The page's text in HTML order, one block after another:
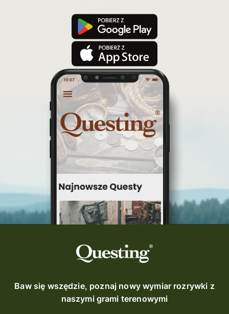
Baw się wszędzie, poznaj nowy wymiar rozrywki z
naszymi grami terenowymi